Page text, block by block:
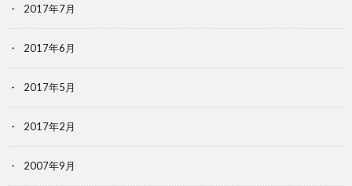
2017年7月
2017年6月
2017年5月
2017年2月
2007年9月